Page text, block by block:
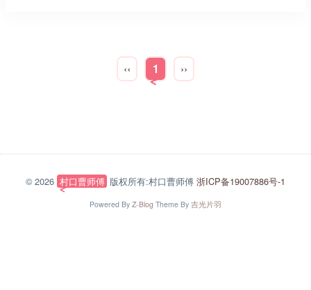
‹‹ 1 ››
© 2026 村口曹师傅 版权所有:村口曹师傅浙ICP备19007886号-1
Powered By Z-Blog Theme By 吉光片羽